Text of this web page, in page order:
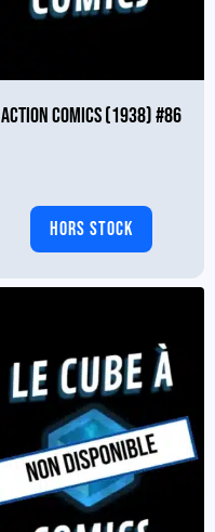
ACTION COMICS (1938) #86
HORS STOCK